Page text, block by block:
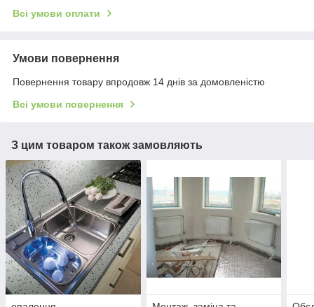
Всі умови оплати
Умови повернення
Повернення товару впродовж 14 днів за домовленістю
Всі умови повернення
З цим товаром також замовляють